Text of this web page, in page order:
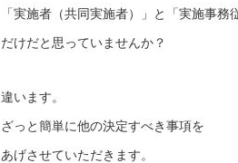
「実施者（共同実施者）」と「実施事務
だけだと思っていませんか？
違います。
ざっと簡単に他の決定すべき事項を
あげさせていただきます。